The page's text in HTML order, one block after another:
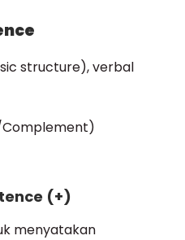
structure), verbal
(+)
menyatakan